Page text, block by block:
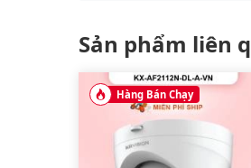
Sản phẩm liên
Hàng Bán Chạy